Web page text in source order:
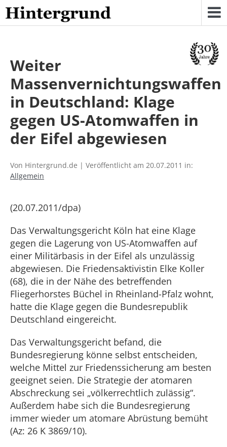
Skip
to
content
Weiter
Massenvernichtungswaffen
in Deutschland: Klage
gegen US-Atomwaffen in
der Eifel abgewiesen
Von Hintergrund.de | Veröffentlicht am 20.07.2011 in:
Allgemein
(20.07.2011/dpa)
Das Verwaltungsgericht Köln hat eine Klage
gegen die Lagerung von US-Atomwaffen auf
einer Militärbasis in der Eifel als unzulässig
abgewiesen. Die Friedensaktivistin Elke Koller
(68), die in der Nähe des betreffenden
Fliegerhorstes Büchel in Rheinland-Pfalz wohnt,
hatte die Klage gegen die Bundesrepublik
Deutschland eingereicht.
Das Verwaltungsgericht befand, die
Bundesregierung könne selbst entscheiden,
welche Mittel zur Friedenssicherung am besten
geeignet seien. Die Strategie der atomaren
Abschreckung sei „völkerrechtlich zulässig“.
Außerdem habe sich die Bundesregierung
immer wieder um atomare Abrüstung bemüht
(Az: 26 K 3869/10).